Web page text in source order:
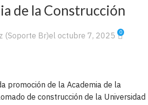
de la Construcción
(Soporte Br)el octubre 7, 2025 0
promoción de la Academia de la
de construcción de la Universidad